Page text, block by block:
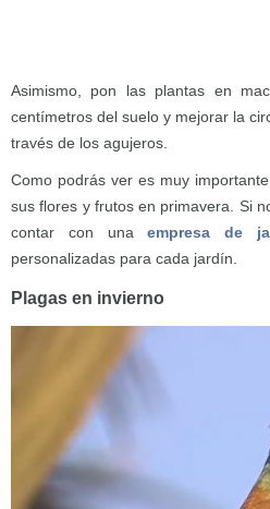
Asimismo, pon las plantas en
centímetros del suelo y mejorar la
través de los agujeros.
Como podrás ver es muy importante
sus flores y frutos en primavera. Si
contar con unaempresa de
personalizadas para cada jardín.
Plagas en invierno